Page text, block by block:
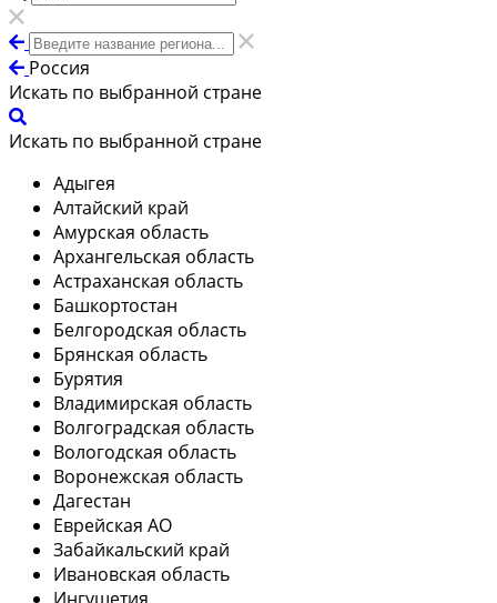
Россия
Искать по выбранной стране
Искать по выбранной стране
Адыгея
Алтайский край
Амурская область
Архангельская область
Астраханская область
Башкортостан
Белгородская область
Брянская область
Бурятия
Владимирская область
Волгоградская область
Вологодская область
Воронежская область
Дагестан
Еврейская АО
Забайкальский край
Ивановская область